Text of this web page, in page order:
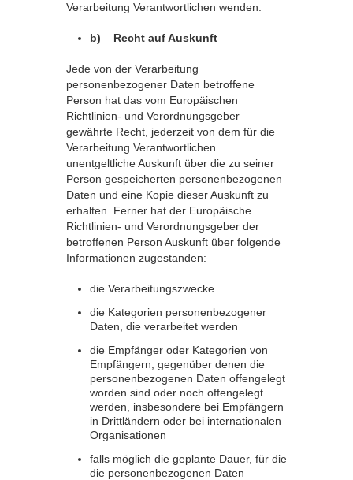
Verarbeitung Verantwortlichen wenden.
b) Recht auf Auskunft
Jede von der Verarbeitung
personenbezogener Daten betroffene
Person hat das vom Europäischen
Richtlinien- und Verordnungsgeber
gewährte Recht, jederzeit von dem für die
Verarbeitung Verantwortlichen
unentgeltliche Auskunft über die zu seiner
Person gespeicherten personenbezogenen
Daten und eine Kopie dieser Auskunft zu
erhalten. Ferner hat der Europäische
Richtlinien- und Verordnungsgeber der
betroffenen Person Auskunft über folgende
Informationen zugestanden:
die Verarbeitungszwecke
die Kategorien personenbezogener
Daten, die verarbeitet werden
die Empfänger oder Kategorien von
Empfängern, gegenüber denen die
personenbezogenen Daten offengelegt
worden sind oder noch offengelegt
werden, insbesondere bei Empfängern
in Drittländern oder bei internationalen
Organisationen
falls möglich die geplante Dauer, für die
die personenbezogenen Daten